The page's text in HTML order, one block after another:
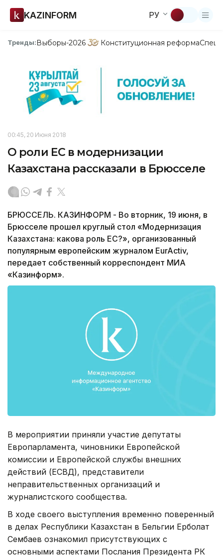
KAZINFORM РУ
Тренды:Выборы-2026 Конституционная реформа
00:45, 20 Июня 2018
О роли ЕС в модернизации
Казахстана рассказали в Брюсселе
БРЮССЕЛЬ. КАЗИНФОРМ - Во вторник, 19 июня, в
Брюсселе прошел круглый стол «Модернизация
Казахстана: какова роль ЕС?», организованный
популярным европейским журналом EurActiv,
передает собственный корреспондент МИА
«Казинформ».
В мероприятии приняли участие депутаты
Европарламента, чиновники Европейской
комиссии и Европейской службы внешних
действий (ЕСВД), представители
неправительственных организаций и
журналистского сообщества.
В ходе своего выступления временно поверенный
в делах Республики Казахстан в Бельгии Ерболат
Сембаев ознакомил присутствующих с
основными аспектами Послания Президента РК